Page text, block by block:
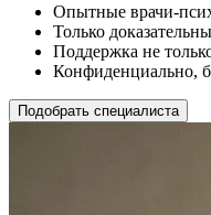
Опытные врачи-
Только
Поддержка не
Конфиденциально,
Подобрать специалиста